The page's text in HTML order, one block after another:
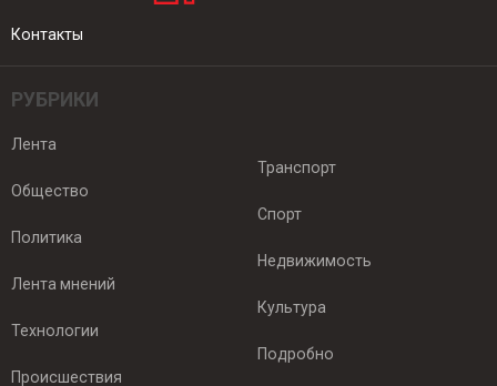
Контакты
РУБРИКИ
Лента
Общество
Политика
Лента мнений
Технологии
Происшествия
Транспорт
Спорт
Недвижимость
Культура
Подробно